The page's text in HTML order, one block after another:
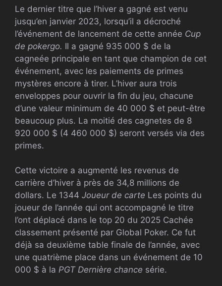
Le dernier titre que l’hiver a gagné est venu
jusqu’en janvier 2023, lorsqu’il a décroché
l’événement de lancement de cette année Cup
de pokergo. Il a gagné 935 000 $ de la
cagneée principale en tant que champion de cet
événement, avec les paiements de primes
mystères encore à tirer. L’hiver aura trois
enveloppes pour ouvrir la fin du jeu, chacune
d’une valeur minimum de 40 000 $ et peut-être
beaucoup plus. La moitié des cagnetes de 8
920 000 $ (4 460 000 $) seront versés via des
primes.
Cette victoire a augmenté les revenus de
carrière d’hiver à près de 34,8 millions de
dollars. Le 1344 Joueur de carte Les points du
joueur de l’année qui ont accompagné le titre
l’ont déplacé dans le top 20 du 2025 Cachée
classement présenté par Global Poker. Ce fut
déjà sa deuxième table finale de l’année, avec
une quatrième place dans un événement de 10
000 $ à la PGTDernière chance série.